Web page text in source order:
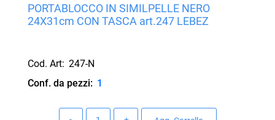
PORTABLOCCO IN SIMILPELLE NERO
24X31cm CON TASCA art.247 LEBEZ
Cod. Art: 247-N
Conf. da pezzi: 1